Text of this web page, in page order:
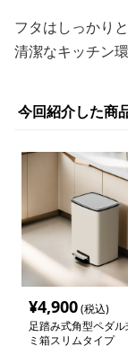
フタはしっかり
清潔なキッチン
今回紹介した商
¥4,900(税込)
足踏み式角型ペダ
ミ箱スリムタイプ